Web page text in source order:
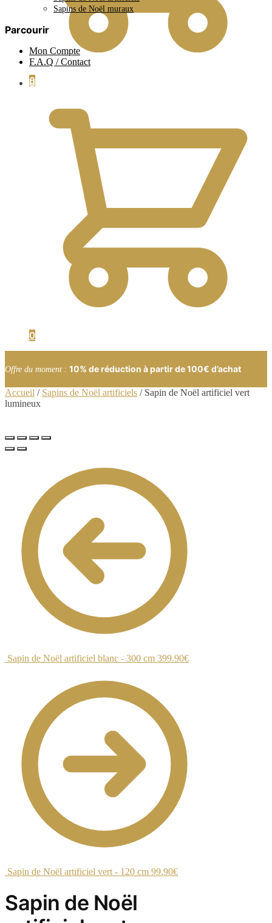
0
Sapins de Noël muraux
Parcourir
Mon Compte
F.A.Q / Contact
0.00
0
Offre du moment : 10% de réduction à partir de 100€ d’achat
Accueil / Sapins de Noël artificiels / Sapin de Noël artificiel vert
lumineux
Sapin de Noël artificiel blanc - 300 cm 399.90€
Sapin de Noël artificiel vert - 120 cm 99.90€
Sapin de Noël